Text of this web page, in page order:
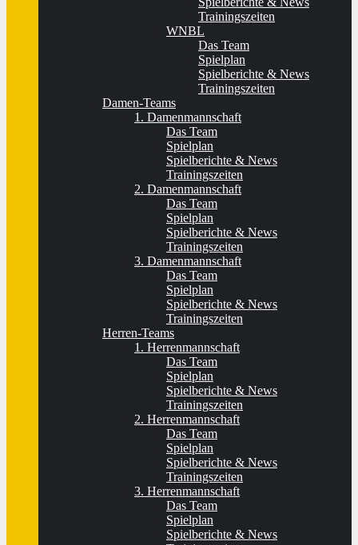
Trainingszeiten
WNBL
Das Team
Spielplan
Spielberichte & News
Trainingszeiten
Damen-Teams
1. Damenmannschaft
Das Team
Spielplan
Spielberichte & News
Trainingszeiten
2. Damenmannschaft
Das Team
Spielplan
Spielberichte & News
Trainingszeiten
3. Damenmannschaft
Das Team
Spielplan
Spielberichte & News
Trainingszeiten
Herren-Teams
1. Herrenmannschaft
Das Team
Spielplan
Spielberichte & News
Trainingszeiten
2. Herrenmannschaft
Das Team
Spielplan
Spielberichte & News
Trainingszeiten
3. Herrenmannschaft
Das Team
Spielplan
Spielberichte & News